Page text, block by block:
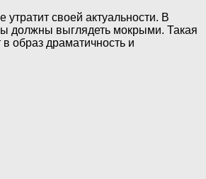
утратит своей актуальности. В
должны выглядеть мокрыми. Такая
образ драматичность и